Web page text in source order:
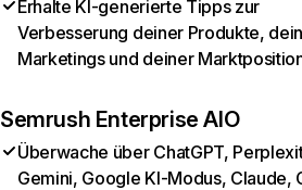
Erhalte KI-generierte Tipps zur
Verbesserung deiner Produkte,
Marketings und deiner
Semrush Enterprise AIO
Überwache über ChatGPT,
Gemini, Google KI-Modus, Claude,